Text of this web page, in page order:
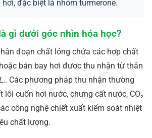
đặc biệt là nhóm turmerone.
gì dưới góc nhìn hóa học?
đoạn chất lỏng chứa các hợp chất
bán bay hơi được thu nhận từ thân
. Các phương pháp thu nhận thường
lôi cuốn hơi nước, chưng cất nước, CO₂
công nghệ chiết xuất kiểm soát nhiệt
chất lượng.